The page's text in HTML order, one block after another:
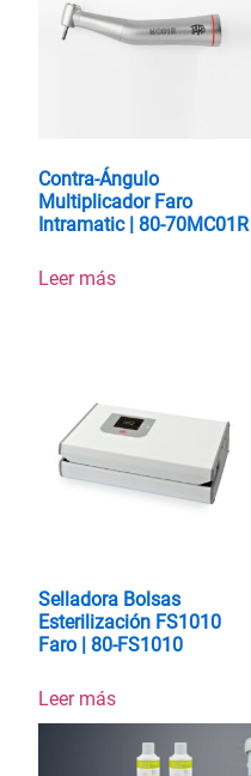
Contra-Ángulo
Multiplicador Faro
Intramatic | 80-70MC01R
Leer más
Selladora Bolsas
Esterilización FS1010
Faro | 80-FS1010
Leer más